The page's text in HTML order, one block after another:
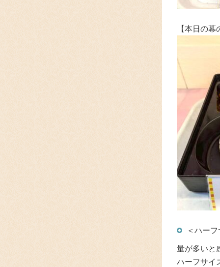
【本日の
＜ハー
量が多いと
ハーフサイ